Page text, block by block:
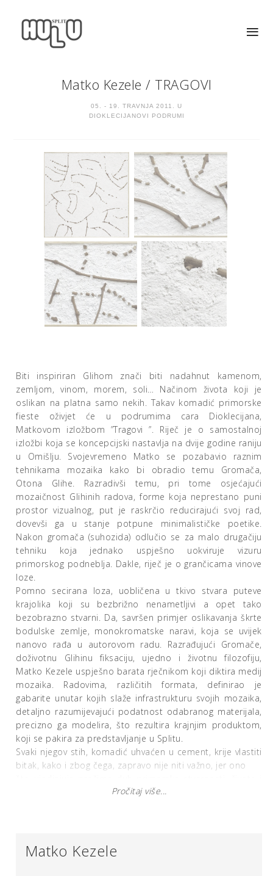
Matko Kezele / TRAGOVI
05. - 19. TRAVNJA 2011. U
DIOKLECIJANOVI PODRUMI
Biti inspiriran Glihom znači biti nadahnut kamenom,
zemljom, vinom, morem, soli… Načinom života koji je
oslikan na platna samo nekih. Takav komadić primorske
fieste oživjet će u podrumima cara Dioklecijana,
Matkovom izložbom ”Tragovi ”. Riječ je o samostalnoj
izložbi koja se koncepcijski nastavlja na dvije godine raniju
u Omišlju. Svojevremeno Matko se pozabavio raznim
tehnikama mozaika kako bi obradio temu Gromača,
Otona Glihe. Razradivši temu, pri tome osjećajući
mozaičnost Glihinih radova, forme koja neprestano puni
prostor vizualnog, put je raskrčio reducirajući svoj rad,
dovevši ga u stanje potpune minimalističke poetike.
Nakon gromača (suhozida) odlučio se za malo drugačiju
tehniku koja jednako uspješno uokviruje vizuru
primorskog podneblja. Dakle, riječ je o grančicama vinove
loze.
Pomno secirana loza, uobličena u tkivo stvara puteve
krajolika koji su bezbrižno nenametljivi a opet tako
bezobrazno stvarni. Da, savršen primjer oslikavanja škrte
bodulske zemlje, monokromatske naravi, koja se uvijek
nanovo rađa u autorovom radu. Razrađujući Gromače,
doživotnu Glihinu fiksaciju, ujedno i životnu filozofiju,
Matko Kezele uspješno barata rječnikom koji diktira medij
mozaika. Radovima, različitih formata, definirao je
gabarite unutar kojih slaže infrastrukturu svojih mozaika,
detaljno razumijevajući podatnost odabranog materijala,
precizno ga modelira, što rezultira krajnjim produktom,
koji se pakira za predstavljanje u Splitu.
Svaki njegov stih, komadić uhvaćen u cement, krije vlastiti
bitak, kako i zbog čega, zapravo nije niti važno, jer ono
smrti, ponovnog bivanja. A to je ono što Matka zaokuplja
Pročitaj više...
Matko Kezele